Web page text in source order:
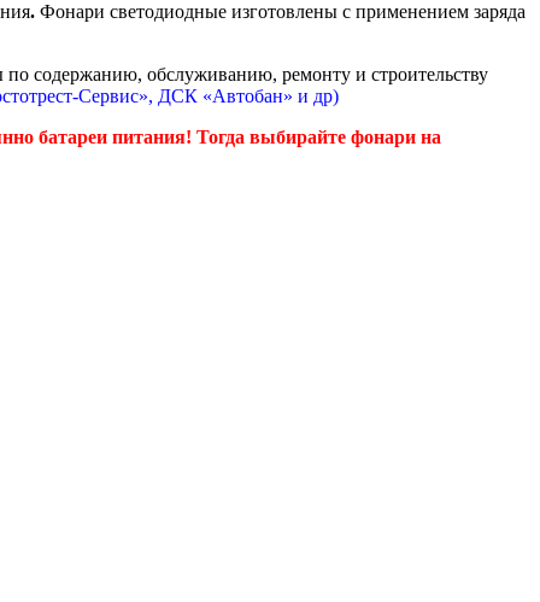
. Фонари светодиодные изготовлены с применением заряда
содержанию, обслуживанию, ремонту и строительству
Сервис», ДСК «Автобан» и др)
батареи питания! Тогда выбирайте фонари на